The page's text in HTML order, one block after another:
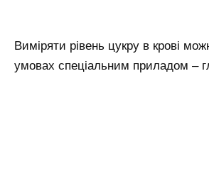
Виміряти рівень цукру в крові
умовах спеціальним приладом –